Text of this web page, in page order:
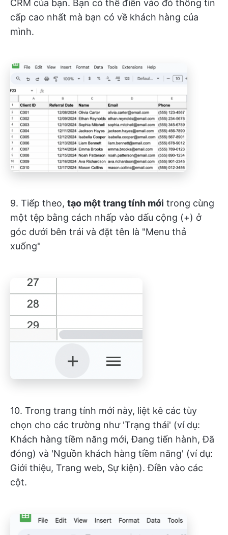
CRM của bạn. Bạn có thể điền vào đó thông tin
cấp cao nhất mà bạn có về khách hàng của
mình.
9. Tiếp theo, tạo một trang tính mới trong cùng
một tệp bằng cách nhấp vào dấu cộng (+) ở
góc dưới bên trái và đặt tên là "Menu thả
xuống"
10. Trong trang tính mới này, liệt kê các tùy
chọn cho các trường như 'Trạng thái' (ví dụ:
Khách hàng tiềm năng mới, Đang tiến hành, Đã
đóng) và 'Nguồn khách hàng tiềm năng' (ví dụ:
Giới thiệu, Trang web, Sự kiện). Điền vào các
cột.